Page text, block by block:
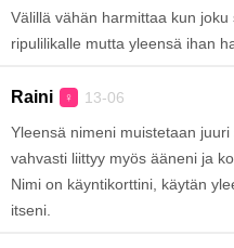
Välillä vähän harmittaa kun
ripulilikalle mutta yleensä ihan
Raini ♀ 13-06
Yleensä nimeni muistetaan
vahvasti liittyy myös ääneni ja
Nimi on käyntikorttini, käytän
itseni.